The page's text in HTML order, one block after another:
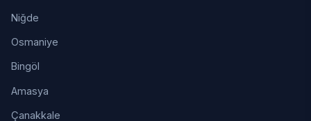
Niğde
Osmaniye
Bingöl
Amasya
Çanakkale